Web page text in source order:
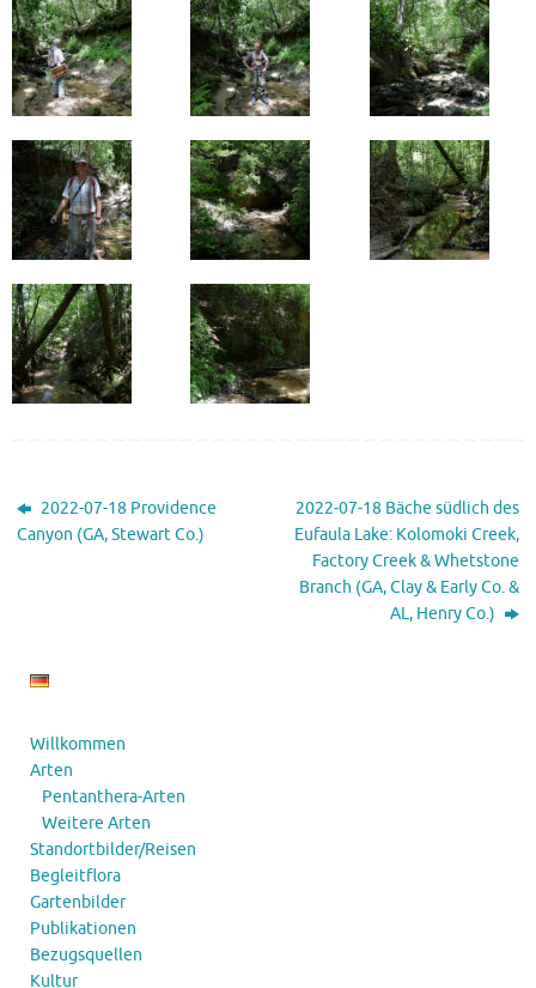
2022-07-18 Providence
Canyon (GA, Stewart Co.)
2022-07-18 Bäche südlich des
Eufaula Lake: Kolomoki Creek,
Factory Creek & Whetstone
Branch (GA, Clay & Early Co. &
AL, Henry Co.)
Willkommen
Arten
Pentanthera-Arten
Weitere Arten
Standortbilder/Reisen
Begleitflora
Gartenbilder
Publikationen
Bezugsquellen
Kultur